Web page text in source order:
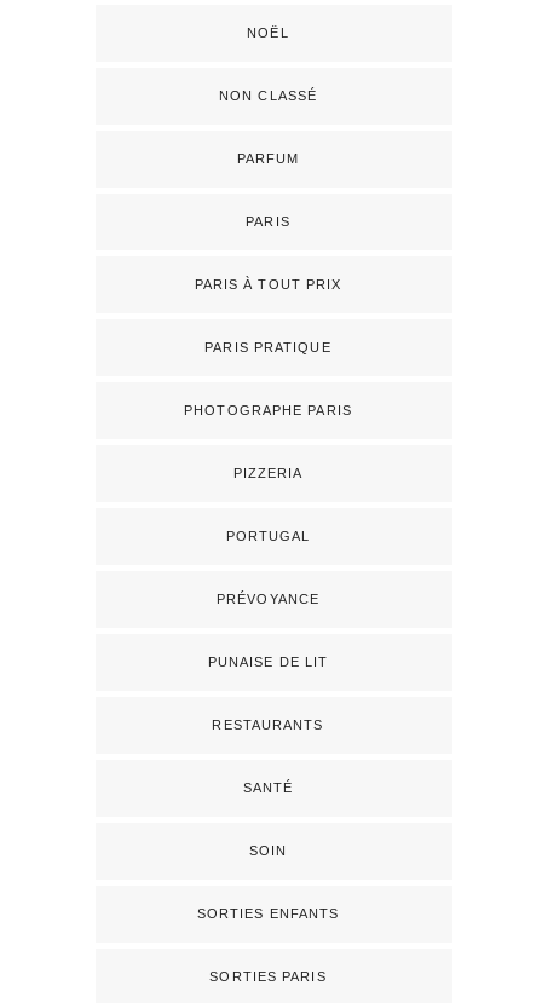
NOËL
NON CLASSÉ
PARFUM
PARIS
PARIS À TOUT PRIX
PARIS PRATIQUE
PHOTOGRAPHE PARIS
PIZZERIA
PORTUGAL
PRÉVOYANCE
PUNAISE DE LIT
RESTAURANTS
SANTÉ
SOIN
SORTIES ENFANTS
SORTIES PARIS